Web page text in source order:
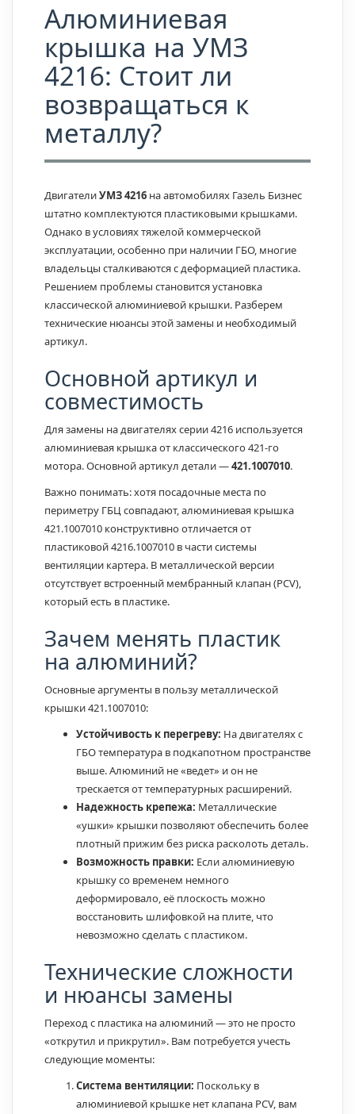
Алюминиевая
крышка на УМЗ
4216: Стоит ли
возвращаться к
металлу?
ДвигателиУМЗ 4216 на автомобилях Газель Бизнес
штатно комплектуются пластиковыми крышками.
Однако в условиях тяжелой коммерческой
эксплуатации, особенно при наличии ГБО, многие
владельцы сталкиваются с деформацией пластика.
Решением проблемы становится установка
классической алюминиевой крышки. Разберем
технические нюансы этой замены и необходимый
артикул.
Основной артикул и
совместимость
Для замены на двигателях серии 4216 используется
алюминиевая крышка от классического 421-го
мотора. Основной артикул детали —421.1007010.
Важно понимать: хотя посадочные места по
периметру ГБЦ совпадают, алюминиевая крышка
421.1007010 конструктивно отличается от
пластиковой 4216.1007010 в части системы
вентиляции картера. В металлической версии
отсутствует встроенный мембранный клапан (PCV),
который есть в пластике.
Зачем менять пластик
на алюминий?
Основные аргументы в пользу металлической
крышки 421.1007010:
Устойчивость к перегреву: На двигателях с
ГБО температура в подкапотном пространстве
выше. Алюминий не «ведет» и он не
трескается от температурных расширений.
Надежность крепежа: Металлические
«ушки» крышки позволяют обеспечить более
плотный прижим без риска расколоть деталь.
Возможность правки: Если алюминиевую
крышку со временем немного
деформировало, её плоскость можно
восстановить шлифовкой на плите, что
невозможно сделать с пластиком.
Технические сложности
и нюансы замены
Переход с пластика на алюминий — это не просто
«открутил и прикрутил». Вам потребуется учесть
следующие моменты:
Система вентиляции: Поскольку в
алюминиевой крышке нет клапана PCV, вам